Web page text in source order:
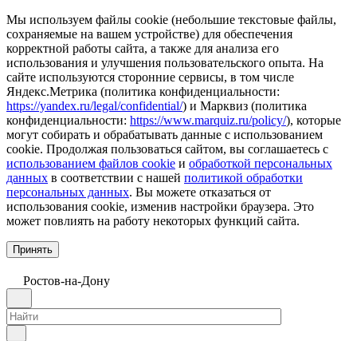
Мы используем файлы cookie (небольшие текстовые файлы,
сохраняемые на вашем устройстве) для обеспечения
корректной работы сайта, а также для анализа его
использования и улучшения пользовательского опыта. На
сайте используются сторонние сервисы, в том числе
Яндекс.Метрика (политика конфиденциальности:
https://yandex.ru/legal/confidential/) и Марквиз (политика
конфиденциальности: https://www.marquiz.ru/policy/), которые
могут собирать и обрабатывать данные с использованием
cookie. Продолжая пользоваться сайтом, вы соглашаетесь с
использованием файлов cookie и обработкой персональных
данных в соответствии с нашей политикой обработки
персональных данных. Вы можете отказаться от
использования cookie, изменив настройки браузера. Это
может повлиять на работу некоторых функций сайта.
Принять
Ростов-на-Дону